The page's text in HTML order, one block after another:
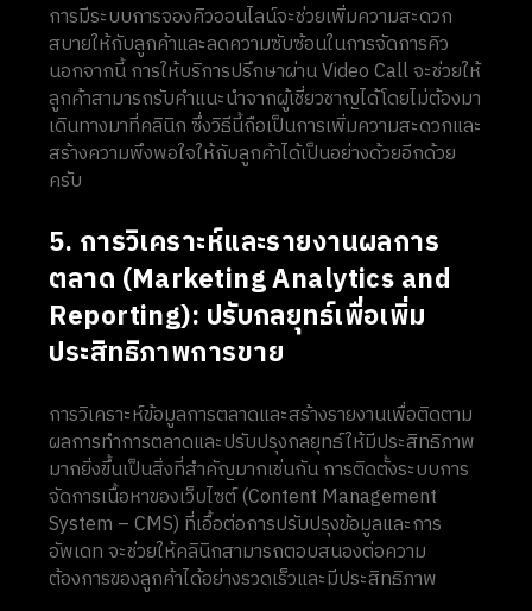
การมีระบบการจองคิวออนไลน์จะช่วยเพิ่มความสะดวก
สบายให้กับลูกค้าและลดความซับซ้อนในการจัดการคิว
นอกจากนี้ การให้บริการปรึกษาผ่าน Video Call จะช่วยให้
ลูกค้าสามารถรับคำแนะนำจากผู้เชี่ยวชาญได้โดยไม่ต้องมา
เดินทางมาที่คลินิก ซึ่งวิธีนี้ถือเป็นการเพิ่มความสะดวกและ
สร้างความพึงพอใจให้กับลูกค้าได้เป็นอย่างด้วยอีกด้วย
ครับ
5. การวิเคราะห์และรายงานผลการ
ตลาด (Marketing Analytics and
Reporting): ปรับกลยุทธ์เพื่อเพิ่ม
ประสิทธิภาพการขาย
การวิเคราะห์ข้อมูลการตลาดและสร้างรายงานเพื่อติดตาม
ผลการทำการตลาดและปรับปรุงกลยุทธ์ให้มีประสิทธิภาพ
มากยิ่งขึ้นเป็นสิ่งที่สำคัญมากเช่นกัน การติดตั้งระบบการ
จัดการเนื้อหาของเว็บไซต์ (Content Management
System – CMS) ที่เอื้อต่อการปรับปรุงข้อมูลและการ
อัพเดท จะช่วยให้คลินิกสามารถตอบสนองต่อความ
ต้องการของลูกค้าได้อย่างรวดเร็วและมีประสิทธิภาพ